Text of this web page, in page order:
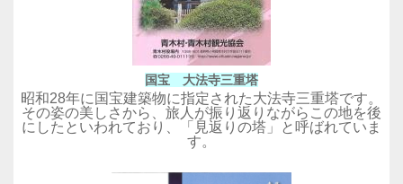
国宝 大法寺三重塔
昭和28年に国宝建築物に指定された大法寺三重塔です。
その姿の美しさから、旅人が振り返りながらこの地を後
にしたといわれており、「見返りの塔」と呼ばれていま
す。